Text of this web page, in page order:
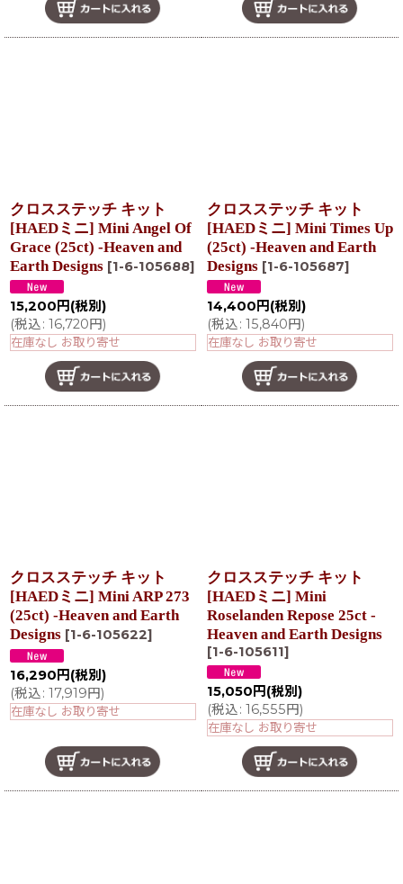
クロスステッチ キット
[HAEDミニ] Mini Angel Of
Grace (25ct) -Heaven and
Earth Designs [1-6-105688]
15,200 円 (税別)
(税込: 16,720円)
在庫なし お取り寄せ
クロスステッチ キット
[HAEDミニ] Mini Times Up
(25ct) -Heaven and Earth
Designs [1-6-105687]
14,400 円 (税別)
(税込: 15,840円)
在庫なし お取り寄せ
クロスステッチ キット
[HAEDミニ] Mini ARP 273
(25ct) -Heaven and Earth
Designs [1-6-105622]
16,290 円 (税別)
(税込: 17,919円)
在庫なし お取り寄せ
クロスステッチ キット
[HAEDミニ] Mini
Roselanden Repose 25ct -
Heaven and Earth Designs
[1-6-105611]
15,050 円 (税別)
(税込: 16,555円)
在庫なし お取り寄せ